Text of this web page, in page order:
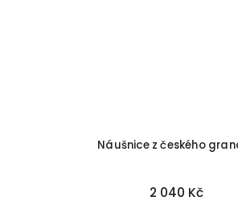
Náušnice z českého
2 040 Kč